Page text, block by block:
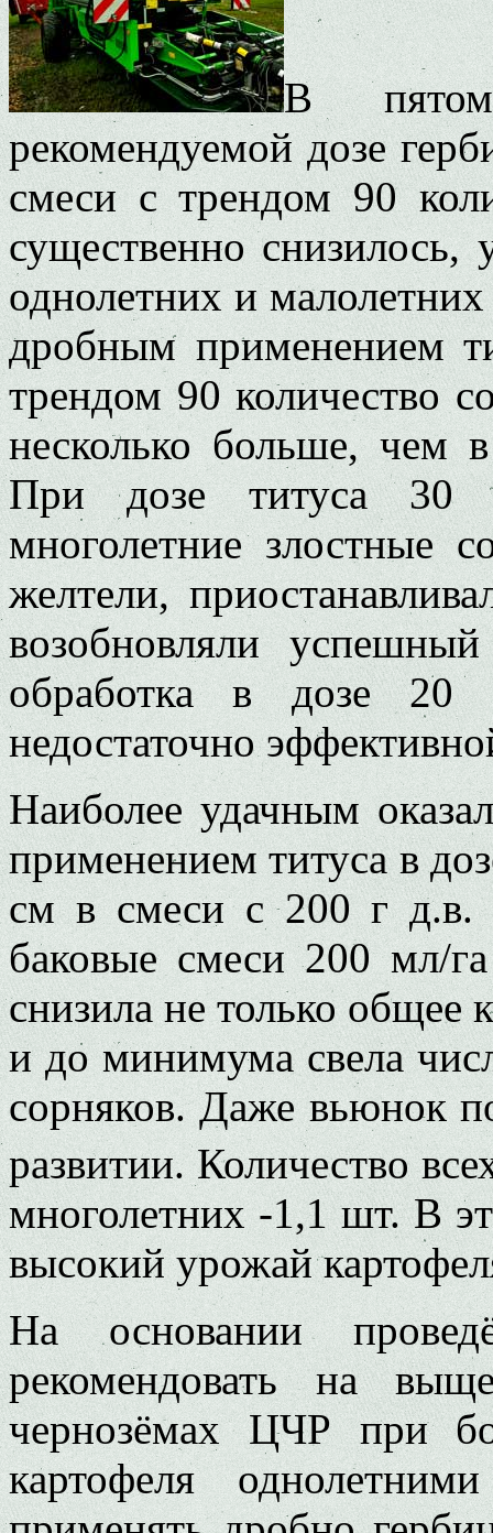
В
рекомендуемой дозе
смеси с трендом 90
существенно снизилось,
однолетних и
дробным применением
трендом 90 количество
несколько больше, чем
При дозе титуса 30
многолетние злостные
желтели,
возобновляли
обработка в дозе 20
недостаточно
Наиболее удачным
применением титуса в
см в смеси с 200 г д.в.
баковые смеси 200 мл/
снизила не только общее
и до минимума свела
сорняков. Даже вьюнок
развитии. Количество
многолетних -1,1 шт. В
высокий урожай
На основании
рекомендовать на
чернозёмах ЦЧР при
картофеля